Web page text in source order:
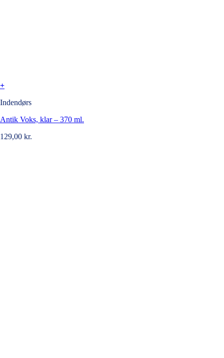
+
Indendørs
Antik Voks, klar – 370 ml.
129,00 kr.